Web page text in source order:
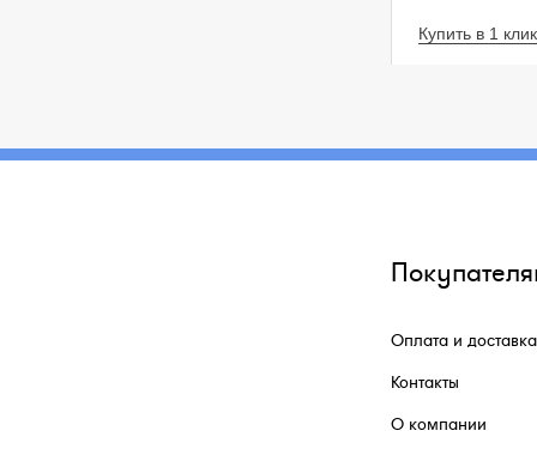
Купить в 1 клик
Оплата и доставка
Контакты
О компании